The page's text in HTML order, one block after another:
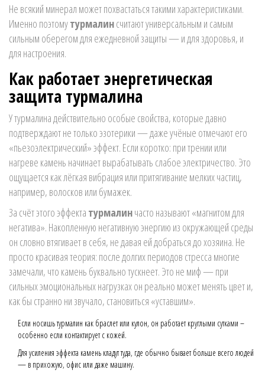
Не всякий минерал может похвастаться такими характеристиками.
Именно поэтомутурмалинсчитают универсальным и самым
сильным оберегом для ежедневной защиты — и для здоровья, и
для настроения.
Как работает энергетическая
защита турмалина
У турмалина действительно особые свойства, которые давно
подтверждают не только эзотерики — даже учёные отмечают его
«пьезоэлектрический» эффект. Если коротко: при трении или
нагреве камень начинает вырабатывать слабое электричество. Это
ощущается как лёгкая вибрация или притягивание мелких частиц,
например, волосков или бумажек.
За счёт этого эффекта турмалинчасто называют «магнитом для
негатива». Накопленную негативную энергию из окружающей среды
он словно втягивает в себя, не давая ей добраться до хозяина. Не
просто красивая теория: после долгих периодов стресса многие
замечали, что камень буквально тускнеет. Это не миф — при
сильных эмоциональных нагрузках он реально может менять цвет и,
как бы странно ни звучало, становиться «уставшим».
Если носишь турмалин как браслет или кулон, он работает круглыми сутками –
особенно если контактирует с кожей.
Для усиления эффекта камень кладут туда, где обычно бывает больше всего людей
— в прихожую, офис или даже машину.